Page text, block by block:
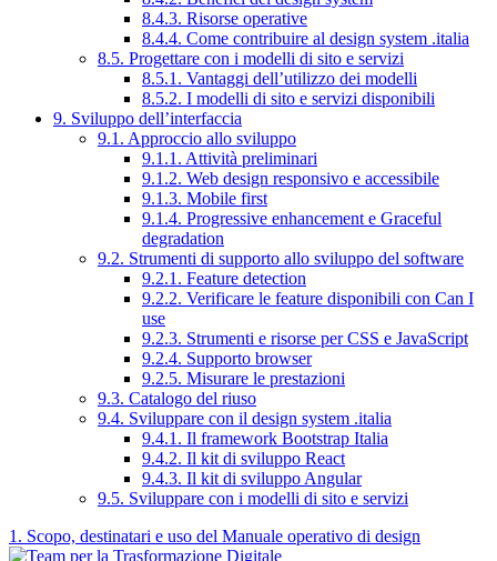
8.4.3. Risorse operative
8.4.4. Come contribuire al design system .italia
8.5. Progettare con i modelli di sito e servizi
8.5.1. Vantaggi dell’utilizzo dei modelli
8.5.2. I modelli di sito e servizi disponibili
9. Sviluppo dell’interfaccia
9.1. Approccio allo sviluppo
9.1.1. Attività preliminari
9.1.2. Web design responsivo e accessibile
9.1.3. Mobile first
9.1.4. Progressive enhancement e Graceful
degradation
9.2. Strumenti di supporto allo sviluppo del software
9.2.1. Feature detection
9.2.2. Verificare le feature disponibili con Can I
use
9.2.3. Strumenti e risorse per CSS e JavaScript
9.2.4. Supporto browser
9.2.5. Misurare le prestazioni
9.3. Catalogo del riuso
9.4. Sviluppare con il design system .italia
9.4.1. Il framework Bootstrap Italia
9.4.2. Il kit di sviluppo React
9.4.3. Il kit di sviluppo Angular
9.5. Sviluppare con i modelli di sito e servizi
1. Scopo, destinatari e uso del Manuale operativo di design